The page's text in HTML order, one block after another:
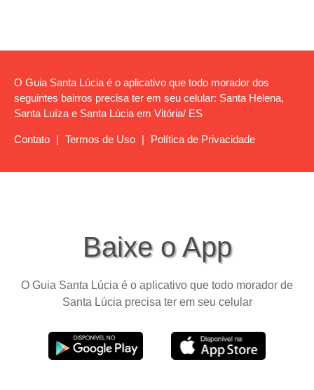
O Guia Santa Lúcia é o aplicativo que todo morador dos
seguintes bairros precisa ter em seu celular: Santa Helena,
Santa Luíza e Santa Lúcia em Vitória/ ES
Contato | Termos de Uso | Política de Privacidade
Baixe o App
O Guia Santa Lúcia é o aplicativo que todo morador de
Santa Lúcia precisa ter em seu celular